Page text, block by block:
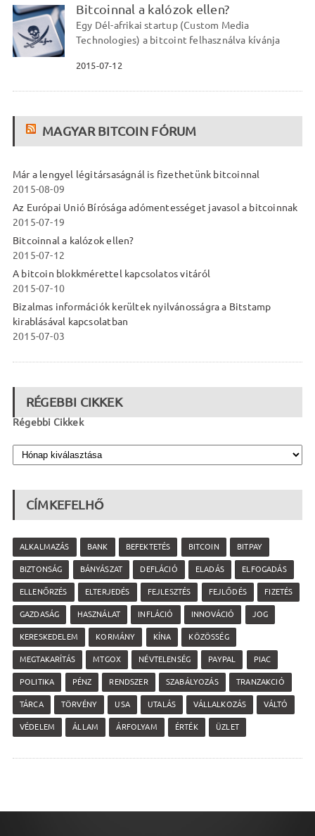
Bitcoinnal a kalózok ellen?
Egy Dél-afrikai startup (Custom Media
Technologies) a bitcoint felhasználva kívánja
2015-07-12
MAGYAR BITCOIN FÓRUM
Már a lengyel légitársaságnál is fizethetünk bitcoinnal
2015-08-09
Az Európai Unió Bírósága adómentességet javasol a bitcoinnak
2015-07-19
Bitcoinnal a kalózok ellen?
2015-07-12
A bitcoin blokkmérettel kapcsolatos vitáról
2015-07-10
Bizalmas információk kerültek nyilvánosságra a Bitstamp
kirablásával kapcsolatban
2015-07-03
RÉGEBBI CIKKEK
Régebbi Cikkek
CÍMKEFELHŐ
ALKALMAZÁS BANK BEFEKTETÉS BITCOIN BITPAY
BIZTONSÁG BÁNYÁSZAT DEFLÁCIÓ ELADÁS ELFOGADÁS
ELLENŐRZÉS ELTERJEDÉS FEJLESZTÉS FEJLŐDÉS FIZETÉS
GAZDASÁG HASZNÁLAT INFLÁCIÓ INNOVÁCIÓ JOG
KERESKEDELEM KORMÁNY KÍNA KÖZÖSSÉG
MEGTAKARÍTÁS MTGOX NÉVTELENSÉG PAYPAL PIAC
POLITIKA PÉNZ RENDSZER SZABÁLYOZÁS TRANZAKCIÓ
TÁRCA TÖRVÉNY USA UTALÁS VÁLLALKOZÁS VÁLTÓ
VÉDELEM ÁLLAM ÁRFOLYAM ÉRTÉK ÜZLET